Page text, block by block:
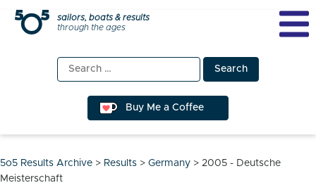
Skip
sailors, boats & results
through the ages
Search
for:
Buy Me a Coffee
5o5 Results Archive > Results > Germany > 2005 - Deutsche
Meisterschaft